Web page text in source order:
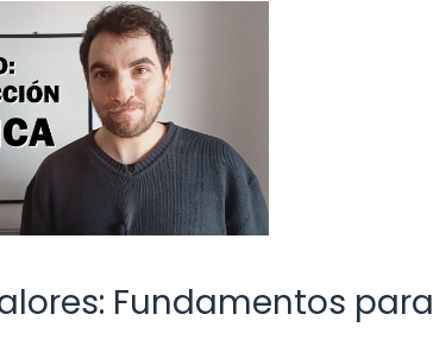
Fundamentos para